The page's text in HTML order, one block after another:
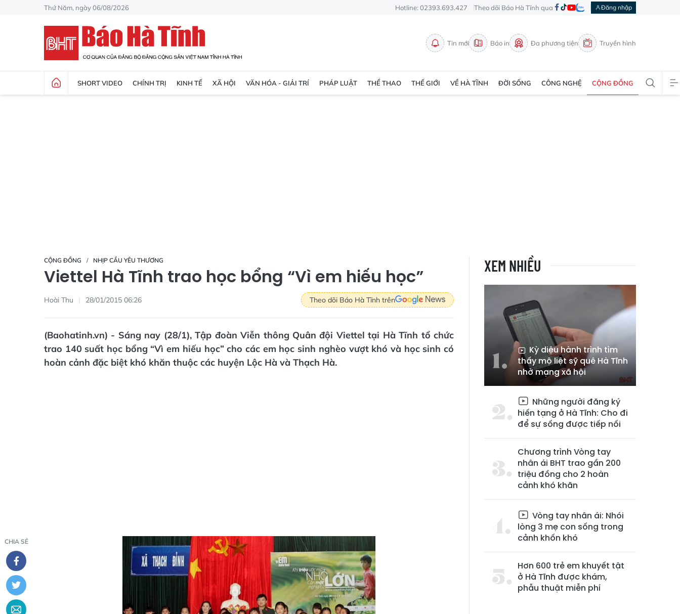
Thứ Năm, ngày 06/08/2026 Hotline: 02393.693.427 Theo dõi Báo Hà Tĩnh qua Đăng nhập
Tin mới Báo in Đa phương tiện Truyền hình
SHORT VIDEO CHÍNH TRỊ KINH TẾ XÃ HỘI VĂN HÓA - GIẢI TRÍ PHÁP LUẬT THỂ THAO THẾ GIỚI VỀ HÀ TĨNH ĐỜI SỐNG CÔNG NGHỆ CỘNG ĐỒNG
CỘNG ĐỒNG NHỊP CẦU YÊU THƯƠNG
Viettel Hà Tĩnh trao học bổng “Vì em hiếu học”
Hoài Thu 28/01/2015 06:26 Theo dõi Báo Hà Tĩnh trên
(Baohatinh.vn) - Sáng nay (28/1), Tập đoàn Viễn thông Quân đội Viettel tại Hà Tĩnh tổ chức
trao 140 suất học bổng “Vì em hiếu học” cho các em học sinh nghèo vượt khó và học sinh có
hoàn cảnh đặc biệt khó khăn thuộc các huyện Lộc Hà và Thạch Hà.
CHIA SẺ
XEM NHIỀU
Kỳ diệu hành trình tìm
thấy mộ liệt sỹ quê Hà Tĩnh
nhờ mạng xã hội
Những người đăng ký
hiến tạng ở Hà Tĩnh: Cho đi
để sự sống được tiếp nối
Chương trình Vòng tay
nhân ái BHT trao gần 200
triệu đồng cho 2 hoàn
cảnh khó khăn
Vòng tay nhân ái: Nhói
lòng 3 mẹ con sống trong
cảnh khốn khó
Hơn 600 trẻ em khuyết tật
ở Hà Tĩnh được khám,
phẫu thuật miễn phí